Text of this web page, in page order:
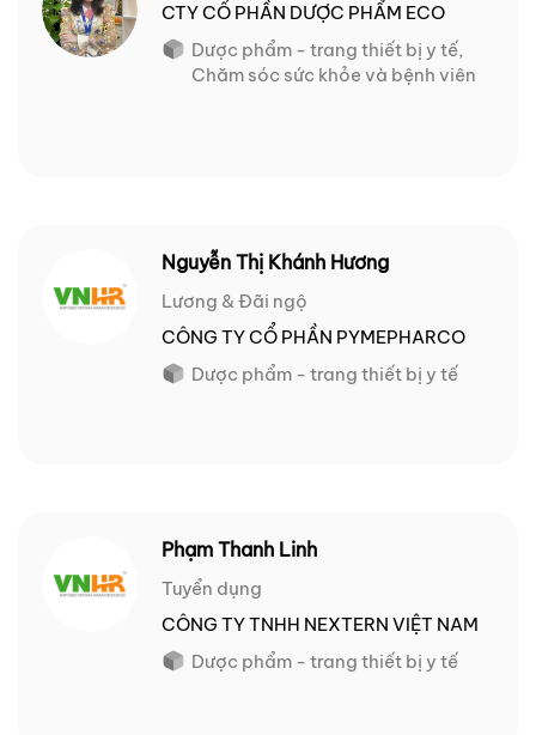
CTY CỔ PHẦN DƯỢC PHẨM ECO
Dược phẩm - trang thiết bị y tế,
Chăm sóc sức khỏe và bệnh viên
Nguyễn Thị Khánh Hương
Lương & Đãi ngộ
CÔNG TY CỔ PHẦN PYMEPHARCO
Dược phẩm - trang thiết bị y tế
Phạm Thanh Linh
Tuyển dụng
CÔNG TY TNHH NEXTERN VIỆT NAM
Dược phẩm - trang thiết bị y tế